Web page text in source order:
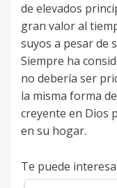
de elevados
gran valor al
suyos a pesar de
Siempre ha
no debería ser
la misma forma
creyente en Dios
en su hogar.
Te puede